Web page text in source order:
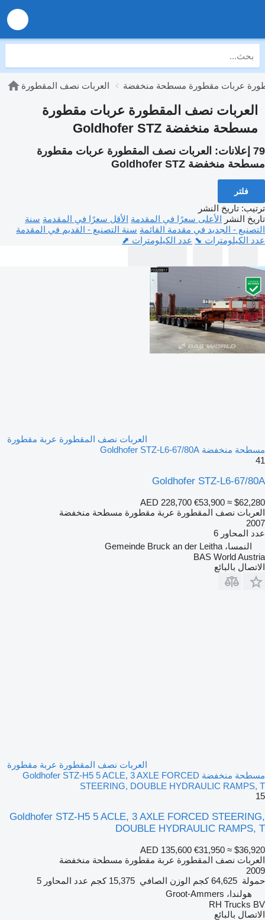
العربات نصف المقطورة عربات مقطورة مسطحة منخفضة
العربات نصف المقطورة عربات مقطورة
مسطحة منخفضة Goldhofer STZ
79 إعلانات:
العربات نصف المقطورة عربات مقطورة
مسطحة منخفضة Goldhofer STZ
فلتر
ترتيب: تاريخ النشر
تاريخ النشر الأعلى سعرًا في المقدمة الأقل سعرًا في المقدمة سنة
التصنيع - الجديد في مقدمة القائمة سنة التصنيع - القديم في المقدمة
عدد الكيلومترات ⬊ عدد الكيلومترات ⬈
العربات نصف المقطورة عربة مقطورة
مسطحة منخفضة Goldhofer STZ-L6-67/80A
41
Goldhofer STZ-L6-67/80A
AED 228,700 €53,900 ≈ $62,280
العربات نصف المقطورة عربة مقطورة مسطحة منخفضة
2007
عدد المحاور 6
النمسا، Gemeinde Bruck an der Leitha
BAS World Austria
الاتصال بالبائع
العربات نصف المقطورة عربة مقطورة
مسطحة منخفضة Goldhofer STZ-H5 5 ACLE, 3 AXLE FORCED
STEERING, DOUBLE HYDRAULIC RAMPS, T
15
Goldhofer STZ-H5 5 ACLE, 3 AXLE FORCED STEERING,
DOUBLE HYDRAULIC RAMPS, T
AED 135,600 €31,950 ≈ $36,920
العربات نصف المقطورة عربة مقطورة مسطحة منخفضة
2009
حمولة 64,625 كجم الوزن الصافي 15,375 كجم عدد المحاور 5
هولندا، Groot-Ammers
RH Trucks BV
الاتصال بالبائع